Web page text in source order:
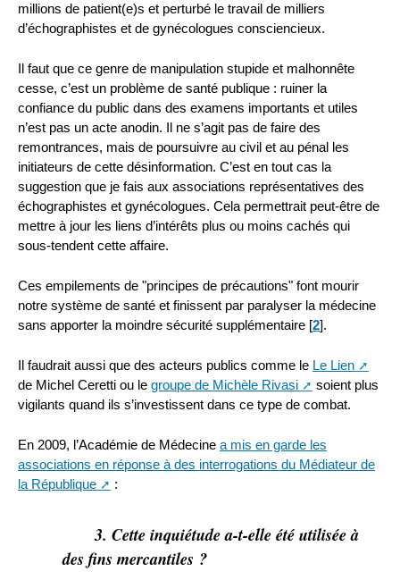
millions de patient(e)s et perturbé le travail de milliers
d’échographistes et de gynécologues consciencieux.
Il faut que ce genre de manipulation stupide et malhonnête
cesse, c’est un problème de santé publique : ruiner la
confiance du public dans des examens importants et utiles
n’est pas un acte anodin. Il ne s’agit pas de faire des
remontrances, mais de poursuivre au civil et au pénal les
initiateurs de cette désinformation. C’est en tout cas la
suggestion que je fais aux associations représentatives des
échographistes et gynécologues. Cela permettrait peut-être de
mettre à jour les liens d’intérêts plus ou moins cachés qui
sous-tendent cette affaire.
Ces empilements de "principes de précautions" font mourir
notre système de santé et finissent par paralyser la médecine
sans apporter la moindre sécurité supplémentaire [2].
Il faudrait aussi que des acteurs publics comme le Le Lien
de Michel Ceretti ou le groupe de Michèle Rivasi
soient plus
vigilants quand ils s’investissent dans ce type de combat.
En 2009, l’Académie de Médecine a mis en garde les
associations en réponse à des interrogations du Médiateur de
la République
:
3. Cette inquiétude a-t-elle été utilisée à
des fins mercantiles ?